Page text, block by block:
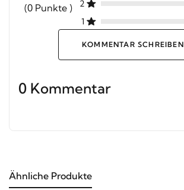
(0 Punkte ) 2
1
KOMMENTAR SCHREIBEN
0 Kommentar
Ähnliche Produkte